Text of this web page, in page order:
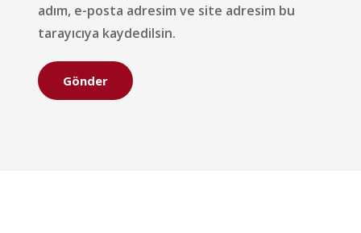
adım, e-posta adresim ve site adresim bu
tarayıcıya kaydedilsin.